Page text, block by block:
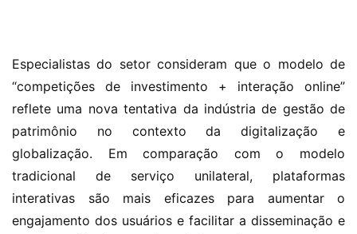
Especialistas do setor consideram que o modelo de
“competições de investimento + interação online”
reflete uma nova tentativa da indústria de gestão de
patrimônio no contexto da digitalização e
globalização. Em comparação com o modelo
tradicional de serviço unilateral, plataformas
interativas são mais eficazes para aumentar o
engajamento dos usuários e facilitar a disseminação e